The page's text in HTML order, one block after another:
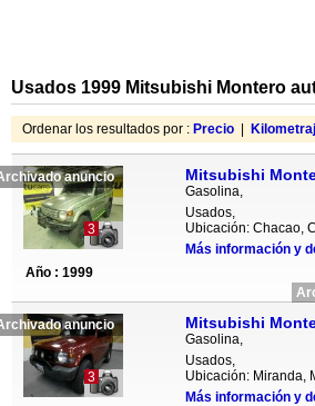
Usados 1999 Mitsubishi Montero
Ordenar los resultados por : Precio
anuncio
3
Mitsubishi
Gasolina,
Usados,
Ubicación: Chacao,
Más información y
Año : 1999
anuncio
3
Mitsubishi
Gasolina,
Usados,
Ubicación: Miranda,
Más información y